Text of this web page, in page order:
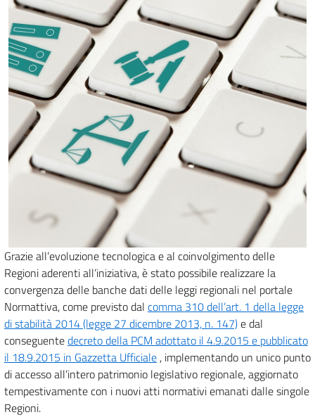
Grazie all’evoluzione tecnologica e al coinvolgimento delle
Regioni aderenti all’iniziativa, è stato possibile realizzare la
convergenza delle banche dati delle leggi regionali nel portale
Normattiva, come previsto dal comma 310 dell’art. 1 della legge
di stabilità 2014 (legge 27 dicembre 2013, n. 147)e dal
conseguentedecreto della PCM adottato il 4.9.2015 e pubblicato
il 18.9.2015 in Gazzetta Ufficiale , implementando un unico punto
di accesso all’intero patrimonio legislativo regionale, aggiornato
tempestivamente con i nuovi atti normativi emanati dalle singole
Regioni.